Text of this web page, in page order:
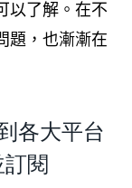
以了解。在不
題，也漸漸在
各大平台
閱